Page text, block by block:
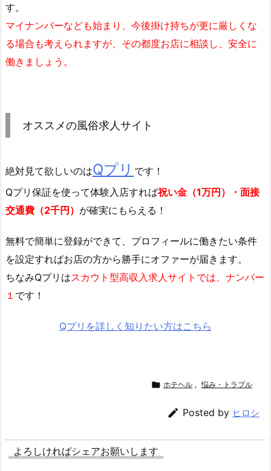
す。
マイナンバーなども始まり、今後掛け持ちが更に厳しくな
る場合も考えられますが、その都度お店に相談し、安全に
働きましょう。
オススメの風俗求人サイト
絶対見て欲しいのはQプリ です！
Qプリ保証を使って体験入店すれば祝い金（1万円）・面接
交通費（2千円） が確実にもらえる！
無料で簡単に登録ができて、プロフィールに働きたい条件
を設定すればお店の方から勝手にオファーが届きます。
ちなみQプリはスカウト型高収入求人サイトでは、ナンバー
１ です！
Qプリを詳しく知りたい方はこちら
 ホテヘル , 悩み・トラブル
 Posted by ヒロシ
よろしければシェアお願いします